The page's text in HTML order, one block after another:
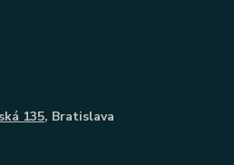
135, Bratislava